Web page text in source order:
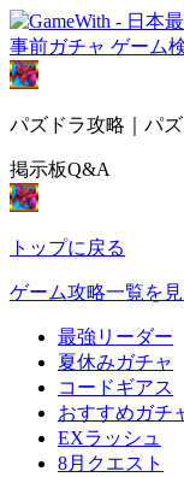
事前ガチャ ゲーム
パズドラ攻略｜パ
掲示板Q&A
トップに戻る
ゲーム攻略一覧を見
最強リーダー
夏休みガチャ
コードギアス
おすすめガチ
EXラッシュ
8月クエスト